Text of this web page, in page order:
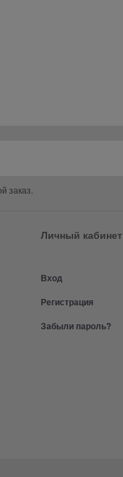
заказ.
Личный кабинет
Вход
Регистрация
Забыли пароль?